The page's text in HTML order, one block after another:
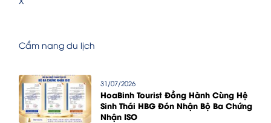
Cẩm nang du lịch
31/07/2026
HoaBinh Tourist Đồng Hành Cùng Hệ
Sinh Thái HBG Đón Nhận Bộ Ba Chứng
Nhận ISO